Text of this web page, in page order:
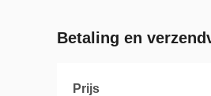
Betaling en
Prijs